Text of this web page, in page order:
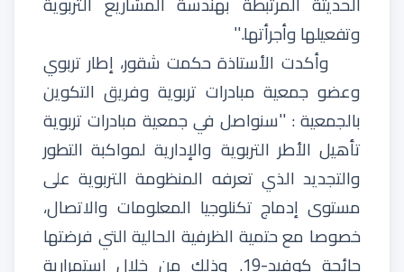
وتفعيلهاوأجرأتها.''
وأكدت الأستاذة حكمت شقور، إطار تربوي
وعضو جمعية مبادرات تربوية وفريق التكوين
بالجمعية:
''سنواصل فيجمعية مبادراتتربوية
تأهيل الأطر التربوية والإدارية لمواكبة التطور
والتجديد الذي تعرفه المنظومة التربوية على
مستوى إدماج تكنلوجيا المعلومات والاتصال،
خصوصا معحتمية الظرفية الحاليةالتي فرضتها
جائحة كوفيد-19. وذلك من خلال استمرارية